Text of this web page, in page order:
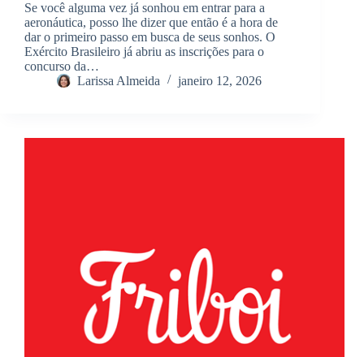
Se você alguma vez já sonhou em entrar para a
aeronáutica, posso lhe dizer que então é a hora de
dar o primeiro passo em busca de seus sonhos. O
Exército Brasileiro já abriu as inscrições para o
concurso da…
Larissa Almeida
janeiro 12, 2026